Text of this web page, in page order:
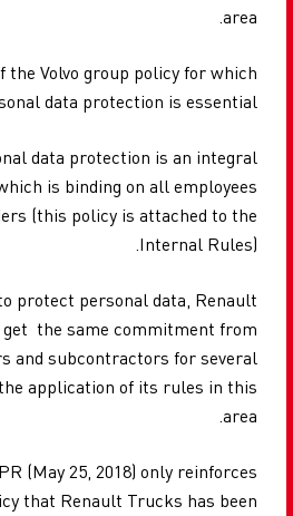
area.
the Volvo group policy for which
data protection is essential.
data protection is an integral
is binding on all employees
(this policy is attached to the
Internal Rules).
protect personal data, Renault
the same commitment from
and subcontractors for several
application of its rules in this
area.
(May 25, 2018) only reinforces
that Renault Trucks has been